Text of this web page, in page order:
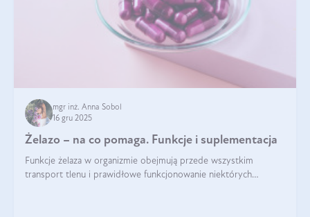
mgr inż. Anna Sobol
16 gru 2025
Żelazo – na co pomaga. Funkcje i suplementacja
Funkcje żelaza w organizmie obejmują przede wszystkim
transport tlenu i prawidłowe funkcjonowanie niektórych